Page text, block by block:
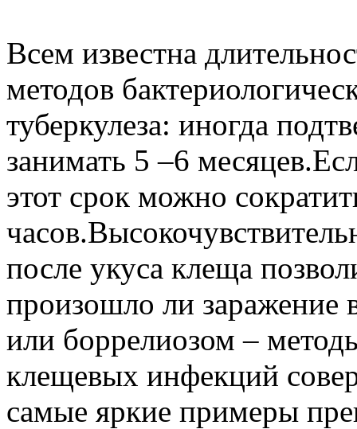
Всем известна
методов
туберкулеза: иногда
занимать 5 –6
этот срок можно
после укуса клеща
произошло ли заражение
или боррелиозом –
клещевых инфекций
самые яркие примеры